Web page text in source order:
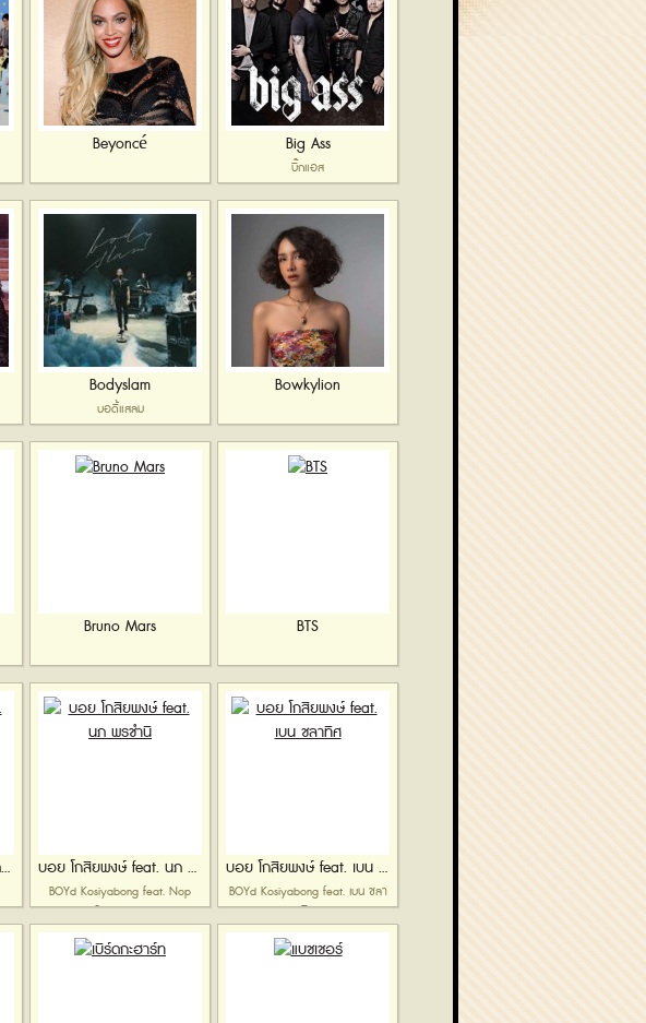
Beyoncé Big Ass
บิ๊กแอส
Bodyslam
บอดี้แสลม
Bowkylion
Bruno Mars BTS
บอย โกสิยพงษ์ feat. ตู่ ภพธร บอย โกสิยพงษ์ feat. นภ พรชำนิ
BOYd Kosiyabong feat. Nop
Ponchamni
บอย โกสิยพงษ์ feat. เบน ชลาทิศ
BOYd Kosiyabong feat. เบน ชลา
ทิศ